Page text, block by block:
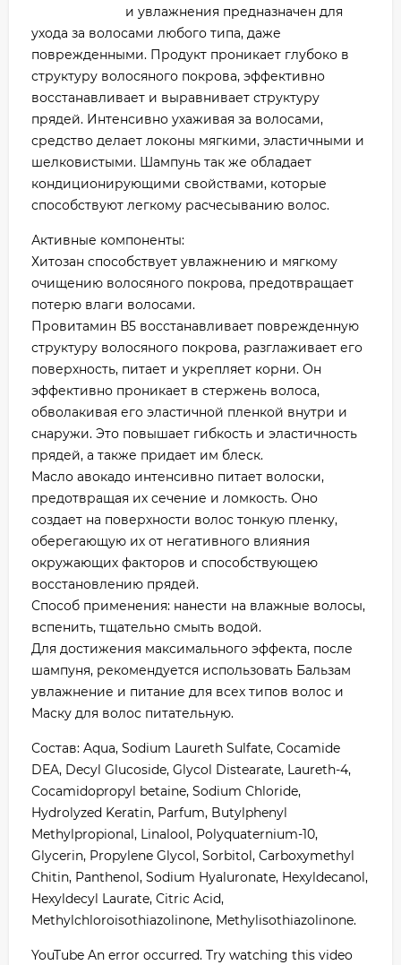
и увлажнения предназначен для
ухода за волосами любого типа, даже
поврежденными. Продукт проникает глубоко в
структуру волосяного покрова, эффективно
восстанавливает и выравнивает структуру
прядей. Интенсивно ухаживая за волосами,
средство делает локоны мягкими, эластичными и
шелковистыми. Шампунь так же обладает
кондиционирующими свойствами, которые
способствуют легкому расчесыванию волос.
Активные компоненты:
Хитозан способствует увлажнению и мягкому
очищению волосяного покрова, предотвращает
потерю влаги волосами.
Провитамин В5 восстанавливает поврежденную
структуру волосяного покрова, разглаживает его
поверхность, питает и укрепляет корни. Он
эффективно проникает в стержень волоса,
обволакивая его эластичной пленкой внутри и
снаружи. Это повышает гибкость и эластичность
прядей, а также придает им блеск.
Масло авокадо интенсивно питает волоски,
предотвращая их сечение и ломкость. Оно
создает на поверхности волос тонкую пленку,
оберегающую их от негативного влияния
окружающих факторов и способствующею
восстановлению прядей.
Способ применения: нанести на влажные волосы,
вспенить, тщательно смыть водой.
Для достижения максимального эффекта, после
шампуня, рекомендуется использовать Бальзам
увлажнение и питание для всех типов волос и
Маску для волос питательную.
Состав: Aqua, Sodium Laureth Sulfate, Cocamide
DEA, Decyl Glucoside, Glycol Distearate, Laureth-4,
Cocamidopropyl betaine, Sodium Chloride,
Hydrolyzed Keratin, Parfum, Butylphenyl
Methylpropional, Linalool, Polyquaternium-10,
Glycerin, Propylene Glycol, Sorbitol, Carboxymethyl
Chitin, Panthenol, Sodium Hyaluronate, Hexyldecanol,
Hexyldecyl Laurate, Citric Acid,
Methylchloroisothiazolinone, Methylisothiazolinone.
YouTube An error occurred. Try watching this video